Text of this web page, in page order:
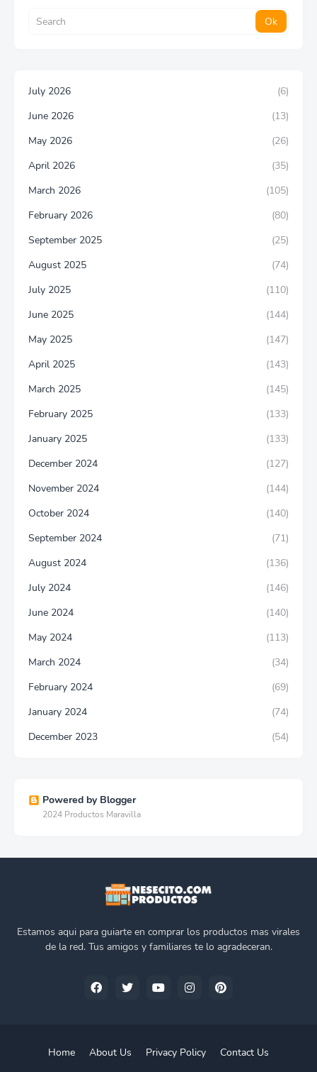
July 2026
(6)
June 2026
(13)
May 2026
(26)
April 2026
(35)
March 2026
(105)
February 2026
(80)
September 2025
(25)
August 2025
(74)
July 2025
(110)
June 2025
(144)
May 2025
(147)
April 2025
(143)
March 2025
(145)
February 2025
(133)
January 2025
(133)
December 2024
(127)
November 2024
(144)
October 2024
(140)
September 2024
(71)
August 2024
(136)
July 2024
(146)
June 2024
(140)
May 2024
(113)
March 2024
(34)
February 2024
(69)
January 2024
(74)
December 2023
(54)
Powered by Blogger
2024 Productos Maravilla
Estamos aqui para guiarte en comprar los productos mas virales
de la red. Tus amigos y familiares te lo agradeceran.
Home About Us Privacy Policy Contact Us